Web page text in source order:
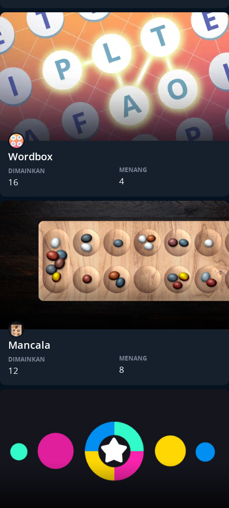
Wordbox
DIMAINKAN
16
MENANG
4
Mancala
DIMAINKAN
12
MENANG
8